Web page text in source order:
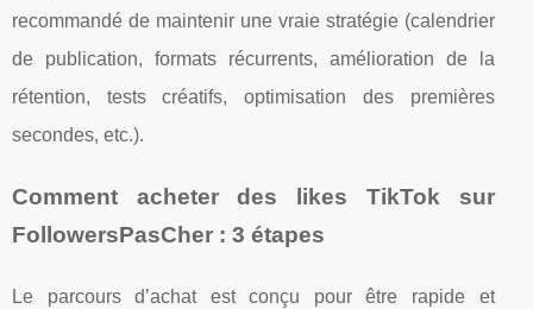
recommandé de maintenir une vraie stratégie (calendrier
de publication, formats récurrents, amélioration de la
rétention, tests créatifs, optimisation des premières
secondes, etc.).
Comment acheter des likes TikTok sur
FollowersPasCher : 3 étapes
Le parcours d’achat est conçu pour être rapide et